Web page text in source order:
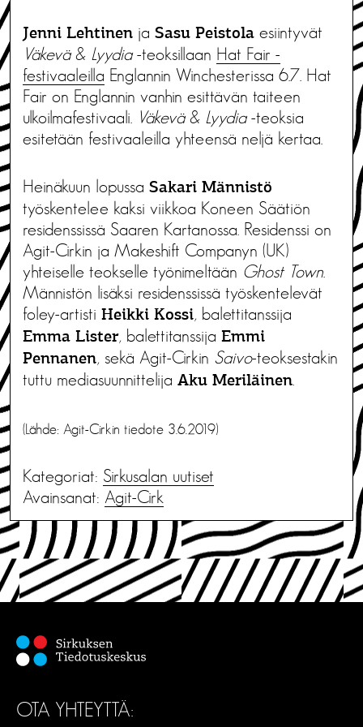
Jenni Lehtinen ja Sasu Peistola esiintyvät
Väkevä& Lyydia-teoksillaan Hat Fair -
festivaaleilla Englannin Winchesterissa 6.7. Hat
Fair on Englannin vanhin esittävän taiteen
ulkoilmafestivaali. Väkevä& Lyydia-teoksia
esitetään festivaaleilla yhteensä neljä kertaa.
Heinäkuun lopussa Sakari Männistö
työskentelee kaksi viikkoa Koneen Säätiön
residenssissä Saaren Kartanossa. Residenssi on
Agit-Cirkin ja Makeshift Companyn (UK)
yhteiselle teokselle työnimeltään Ghost Town
Männistön lisäksi residenssissä työskentelevät
foley-artisti Heikki Kossi, balettitanssija
Emma Lister, balettitanssija Emmi
Pennanen, sekä Agit-Cirkin Saivo-teoksestakin
tuttu mediasuunnittelija Aku Meriläinen
(Lähde: Agit-Cirkin tiedote 3.6.2019)
Kategoriat: Sirkusalan uutiset
Avainsanat: Agit-Cirk
OTA YHTEYTTÄ: